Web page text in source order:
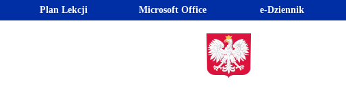
e-Dziennik
Microsoft Office
Plan Lekcji